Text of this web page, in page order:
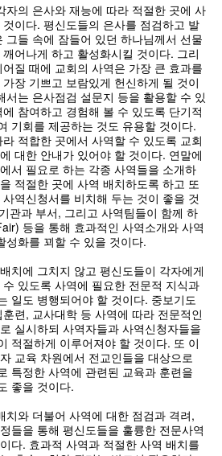
자의 은사와 재능에 따라 적절한 곳에 사
이다. 평신도들의 은사를 점검하고 발
그들 속에 잠들어 있던 하나님께서 선물
어나게 하고 활성화시킬 것이다. 그리
질 때에 교회의 사역은 가장 큰 효과를
장 기쁘고 보람있게 헌신하게 될 것이
서는 은사점검 설문지 등을 활용할 수 있
참여하고 경험해 볼 수 있도록 단기적
기회를 제공하는 것도 유용할 것이다.
적합한 곳에서 사역할 수 있도록 교회
대한 안내가 있어야 할 것이다. 연말에
서 필요로 하는 각종 사역들을 소개하
적절한 곳에 사역 배치하도록 하고 또
역신청서를 비치해 두는 것이 좋을 것
관과 부서, 그리고 사역팀들이 함께 하
등을 통해 효과적인 사역소개와 사역
성화를 꾀할 수 있을 것이다.
치에 그치지 않고 평신도들이 각자에게
있도록 사역에 필요한 전문적 지식과
일도 병행되어야 할 것이다. 중보기도
련, 교사대학 등 사역에 따라 전문적인
실시하되 사역자들과 사역신청자들을
적절하게 이루어져야 할 것이다. 또 이
교육 차원에서 전교인들을 대상으로
특정한 사역에 관련된 교육과 훈련을
좋을 것이다.
치와 더불어 사역에 대한 점검과 격려,
들을 통해 평신도들을 훌륭한 전문사역
다. 효과적 사역과 적절한 사역 배치를